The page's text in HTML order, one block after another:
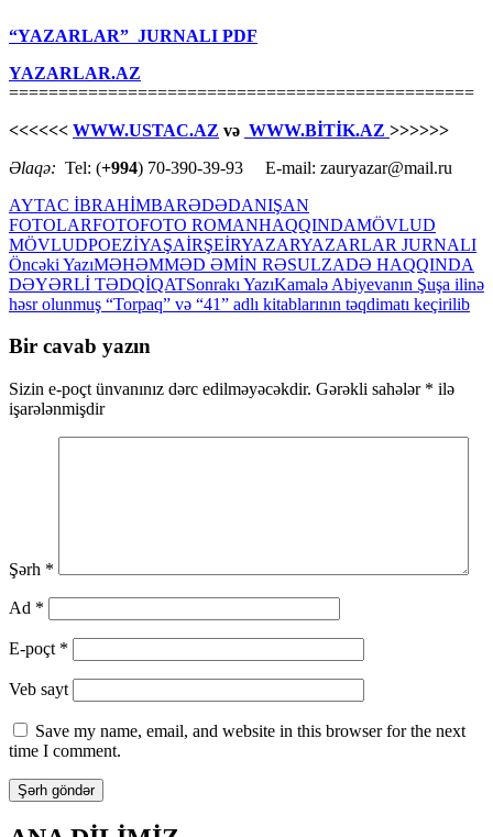
“YAZARLAR” JURNALI PDF
YAZARLAR.AZ
===============================================
<<<<<< WWW.USTAC.AZ və WWW.BİTİK.AZ >>>>>>
Əlaqə: Tel: (+994) 70-390-39-93 E-mail: zauryazar@mail.ru
AYTAC İBRAHİMBARƏDƏDANIŞAN
FOTOLARFOTOFOTO ROMANHAQQINDAMÖVLUD
MÖVLUDPOEZİYAŞAİRŞEİRYAZARYAZARLAR JURNALI
Yazılar
üzrə
Öncəki YazıMƏHƏMMƏD ƏMİN RƏSULZADƏ HAQQINDA
DƏYƏRLİ TƏDQİQATSonrakı YazıKamalə Abiyevanın Şuşa ilinə
həsr olunmuş “Torpaq” və “41” adlı kitablarının təqdimatı keçirilib
Bir cavab yazın
Sizin e-poçt ünvanınız dərc edilməyəcəkdir. Gərəkli sahələr * ilə
işarələnmişdir
Şərh *
Ad *
E-poçt *
Veb sayt
Save my name, email, and website in this browser for the next
time I comment.